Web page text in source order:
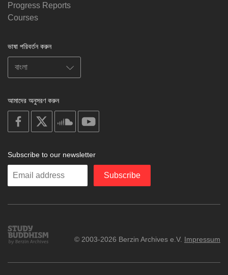
Progress Reports
Courses
ভাষা পরিবর্তন করুন
আমাদের অনুসরণ করুন
on
facebook
soundcloud
Subscribe to our newsletter
Enter
Subscribe
Study
Buddhism
© 2003-2026 Berzin Archives e.V. Impressum